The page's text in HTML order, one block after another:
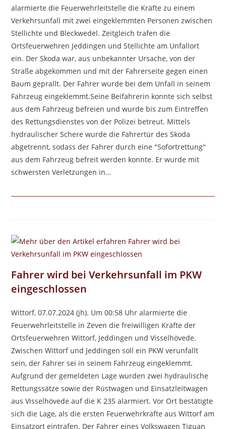
alarmierte die Feuerwehrleitstelle die Kräfte zu einem
Verkehrsunfall mit zwei eingeklemmten Personen zwischen
Stellichte und Bleckwedel. Zeitgleich trafen die
Ortsfeuerwehren Jeddingen und Stellichte am Unfallort
ein. Der Skoda war, aus unbekannter Ursache, von der
Straße abgekommen und mit der Fahrerseite gegen einen
Baum geprallt. Der Fahrer wurde bei dem Unfall in seinem
Fahrzeug eingeklemmt.Seine Beifahrerin konnte sich selbst
aus dem Fahrzeug befreien und wurde bis zum Eintreffen
des Rettungsdienstes von der Polizei betreut. Mittels
hydraulischer Schere wurde die Fahrertür des Skoda
abgetrennt, sodass der Fahrer durch eine "Sofortrettung"
aus dem Fahrzeug befreit werden konnte. Er wurde mit
schwersten Verletzungen in…
Fahrer wird bei Verkehrsunfall im PKW
eingeschlossen
Wittorf, 07.07.2024 (jh). Um 00:58 Uhr alarmierte die
Feuerwehrleitstelle in Zeven die freiwilligen Kräfte der
Ortsfeuerwehren Wittorf, Jeddingen und Visselhövede.
Zwischen Wittorf und Jeddingen soll ein PKW verunfallt
sein, der Fahrer sei in seinem Fahrzeug eingeklemmt.
Aufgrund der gemeldeten Lage wurden zwei hydraulische
Rettungssätze sowie der Rüstwagen und Einsatzleitwagen
aus Visselhövede auf die K 235 alarmiert. Vor Ort bestätigte
sich die Lage, als die ersten Feuerwehrkräfte aus Wittorf am
Einsatzort eintrafen. Der Fahrer eines Volkswagen Tiguan